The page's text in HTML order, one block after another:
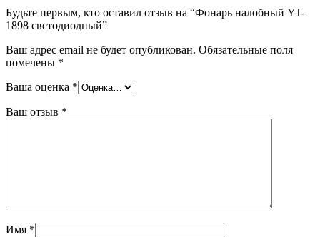
Будьте первым, кто оставил отзыв на “Фонарь налобный YJ-
1898 светодиодный”
Ваш адрес email не будет опубликован. Обязательные поля
помечены *
Ваша оценка *
Ваш отзыв *
Имя *